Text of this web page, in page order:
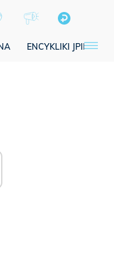
ENCYKLIKI JPII